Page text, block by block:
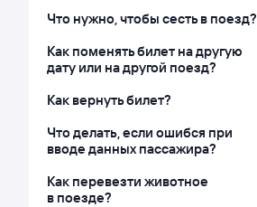
Что нужно, чтобы сесть в поезд?
Как поменять билет на другую
дату или на другой поезд?
Как вернуть билет?
Что делать, если ошибся при
вводе данных пассажира?
Как перевезти животное
в поезде?